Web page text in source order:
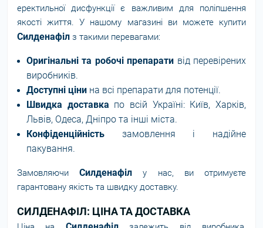
еректильної дисфункції є важливим для поліпшення
якості життя. У нашому магазині ви можете купити
Силденафіл з такими перевагами:
Оригінальні та робочі препарати від перевірених
виробників.
Доступні ціни на всі препарати для потенції.
Швидка доставка по всій Україні: Київ, Харків,
Львів, Одеса, Дніпро та інші міста.
Конфіденційність замовлення і надійне
пакування.
ЗамовляючиСилденафілу нас, ви отримуєте
гарантовану якість та швидку доставку.
СИЛДЕНАФІЛ: ЦІНА ТА ДОСТАВКА